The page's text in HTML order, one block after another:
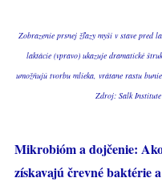
Zobrazenie prsnej žľazy myši v stave pred
laktácie (vpravo) ukazuje dramatické
umožňujú tvorbu mlieka, vrátane rastu
Zdroj: Salk Institute
Mikrobióm a dojčenie:
získavajú črevné baktérie